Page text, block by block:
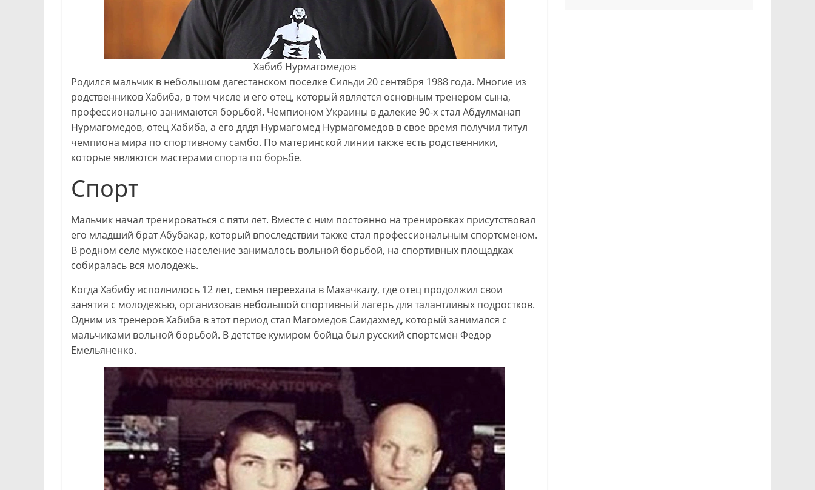
Хабиб Нурмагомедов
Родился мальчик в небольшом дагестанском поселке Сильди 20 сентября 1988 года. Многие из
родственников Хабиба, в том числе и его отец, который является основным тренером сына,
профессионально занимаются борьбой. Чемпионом Украины в далекие 90-х стал Абдулманап
Нурмагомедов, отец Хабиба, а его дядя Нурмагомед Нурмагомедов в свое время получил титул
чемпиона мира по спортивному самбо. По материнской линии также есть родственники,
которые являются мастерами спорта по борьбе.
Спорт
Мальчик начал тренироваться с пяти лет. Вместе с ним постоянно на тренировках присутствовал
его младший брат Абубакар, который впоследствии также стал профессиональным спортсменом.
В родном селе мужское население занималось вольной борьбой, на спортивных площадках
собиралась вся молодежь.
Когда Хабибу исполнилось 12 лет, семья переехала в Махачкалу, где отец продолжил свои
занятия с молодежью, организовав небольшой спортивный лагерь для талантливых подростков.
Одним из тренеров Хабиба в этот период стал Магомедов Саидахмед, который занимался с
мальчиками вольной борьбой. В детстве кумиром бойца был русский спортсмен Федор
Емельяненко.